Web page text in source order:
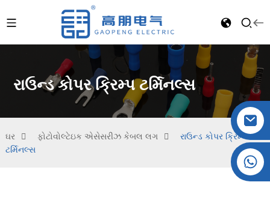
રાઉન્ડ કોપર ક્રિમ્પ ટર્મિનલ્સ
ઘર ફોટોવોલ્ટેઇક એસેસરીઝ કેબલ લગ
રાઉન્ડ કોપર ક્રિમ્પ
ટર્મિનલ્સ